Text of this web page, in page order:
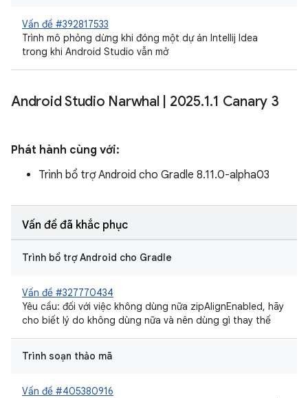
Vấn đề #392817533
Trình mô phỏng dừng khi đóng một dự án Intellij Idea
trong khi Android Studio vẫn mở
Android Studio Narwhal 2025.1.1 Canary 3
Phát hành cùng với:
Trình bổ trợ Android cho Gradle 8.11.0-alpha03
Vấn đề đã khắc phục
Trình bổ trợ Android cho Gradle
Vấn đề #327770434
Yêu cầu: đối với việc không dùng nữa zipAlignEnabled, hãy
cho biết lý do không dùng nữa và nên dùng gì thay thế
Trình soạn thảo mã
Vấn đề #405380916